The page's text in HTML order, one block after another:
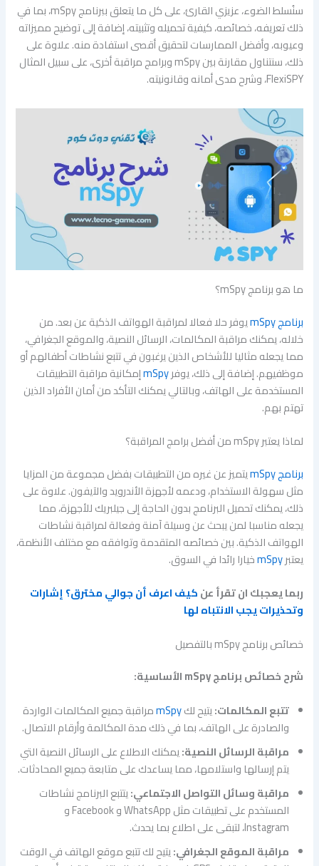
سنُسلط الضوء، عزيزي القارئ، على كل ما يتعلق ببرنامج mSpy، بما في
ذلك تعريفه، خصائصه، كيفية تحميله وتثبيته، إضافة إلى توضيح مميزاته
وعيوبه، وأفضل الممارسات لتحقيق أقصى استفادة منه. علاوة على
ذلك، سنتناول مقارنة بين mSpy وبرامج مراقبة أخرى، على سبيل المثال
FlexiSPY، وشرح مدى أمانه وقانونيته.
ما هو برنامج mSpy؟
برنامج mSpy
يوفر حلا فعالا لمراقبة الهواتف الذكية عن بعد. من
خلاله، يمكنك مراقبة المكالمات، الرسائل النصية، والموقع الجغرافي،
مما يجعله مثاليا للأشخاص الذين يرغبون في تتبع نشاطات أطفالهم أو
موظفيهم. إضافة إلى ذلك، يوفرmSpyإمكانية مراقبة التطبيقات
المستخدمة على الهاتف، وبالتالي يمكنك التأكد من أمان الأفراد الذين
تهتم بهم.
لماذا يعتبر mSpy من أفضل برامج المراقبة؟
برنامج mSpy
يتميز عن غيره من التطبيقات بفضل مجموعة من المزايا
مثل سهولة الاستخدام، ودعمه لأجهزة الأندرويد والآيفون. علاوة على
ذلك، يمكنك تحميل البرنامج بدون الحاجة إلى جيلبريك للأجهزة، مما
يجعله مناسبا لمن يبحث عن وسيلة آمنة وفعالة لمراقبة نشاطات
الهواتف الذكية. بين خصائصه المتقدمة وتوافقه مع مختلف الأنظمة،
يعتبرmSpyخيارا رائدا في السوق.
ربما يعجبك ان تقرأ عنكيف اعرف أن جوالي مخترق؟ إشارات
وتحذيرات يجب الانتباه لها
خصائص برنامج mSpy بالتفصيل
شرح خصائص برنامج mSpy الأساسية:
تتبع المكالمات:يتيح لكmSpyمراقبة جميع المكالمات الواردة
والصادرة على الهاتف، بما في ذلك مدة المكالمة وأرقام الاتصال.
مراقبة الرسائل النصية:يمكنك الاطلاع على الرسائل النصية التي
يتم إرسالها واستلامها، مما يساعدك على متابعة جميع المحادثات.
مراقبة وسائل التواصل الاجتماعي:يتتبع البرنامج نشاطات
المستخدم على تطبيقات مثل WhatsApp و Facebook و
Instagram، لتبقى على اطلاع بما يحدث.
مراقبة الموقع الجغرافي:يتيح لك تتبع موقع الهاتف في الوقت